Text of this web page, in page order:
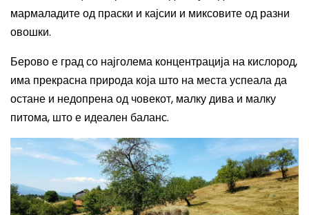
мармаладитеод праски и кајсии и миксовите од разни
овошки.
Берово е град со најголема концентрација на кислород,
има прекрасна природа која што на места успеала да
остане и недопрена од човекот, малку дива и малку
питома, што е идеален баланс.